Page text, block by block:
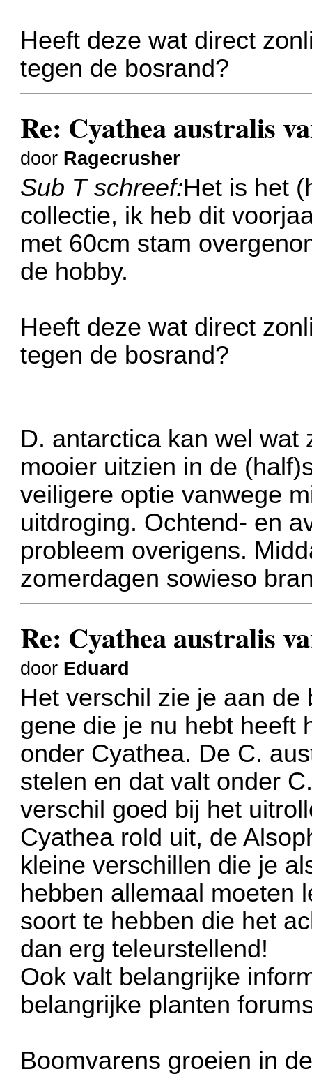
Heeft deze wat direct
tegen de bosrand?
Re: Cyathea australis
door Ragecrusher
Sub T schreef:Het is het
collectie, ik heb dit
met 60cm stam
de hobby.
Heeft deze wat direct
tegen de bosrand?
D. antarctica kan wel wat
mooier uitzien in de
veiligere optie vanwege
uitdroging. Ochtend- en
probleem overigens.
zomerdagen sowieso
Re: Cyathea australis
door Eduard
Het verschil zie je aan
gene die je nu hebt heeft
onder Cyathea. De C.
stelen en dat valt onder
verschil goed bij het
Cyathea rold uit, de
kleine verschillen die je
hebben allemaal moeten
soort te hebben die het
dan erg teleurstellend!
Ook valt belangrijke
belangrijke planten
Boomvarens groeien in